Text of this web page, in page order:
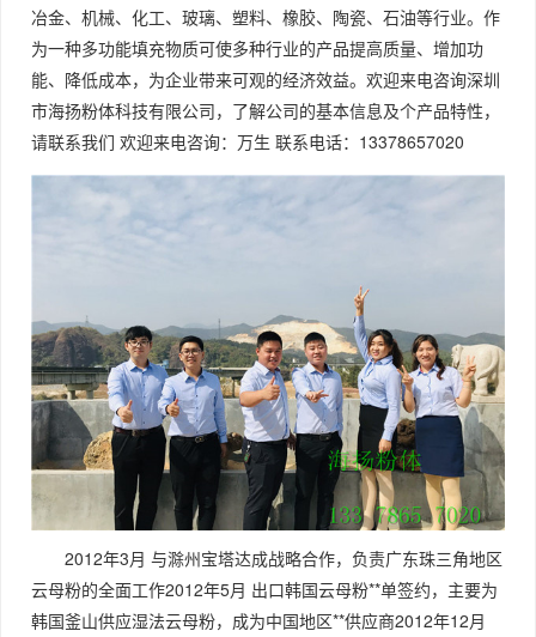
冶金、机械、化工、玻璃、塑料、橡胶、陶瓷、石油等行业。作
为一种多功能填充物质可使多种行业的产品提高质量、增加功
能、降低成本，为企业带来可观的经济效益。欢迎来电咨询深圳
市海扬粉体科技有限公司，了解公司的基本信息及个产品特性，
请联系我们 欢迎来电咨询：万生 联系电话：13378657020
2012年3月 与滁州宝塔达成战略合作，负责广东珠三角地区
云母粉的全面工作2012年5月 出口韩国云母粉**单签约，主要为
韩国釜山供应湿法云母粉，成为中国地区**供应商2012年12月